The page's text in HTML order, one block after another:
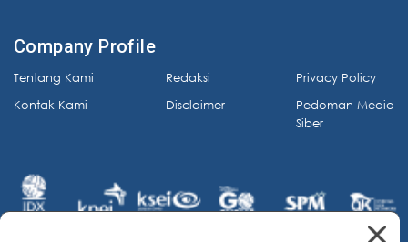
Company Profile
Tentang Kami
Kontak Kami
Redaksi
Disclaimer
Privacy Policy
Pedoman Media
Siber